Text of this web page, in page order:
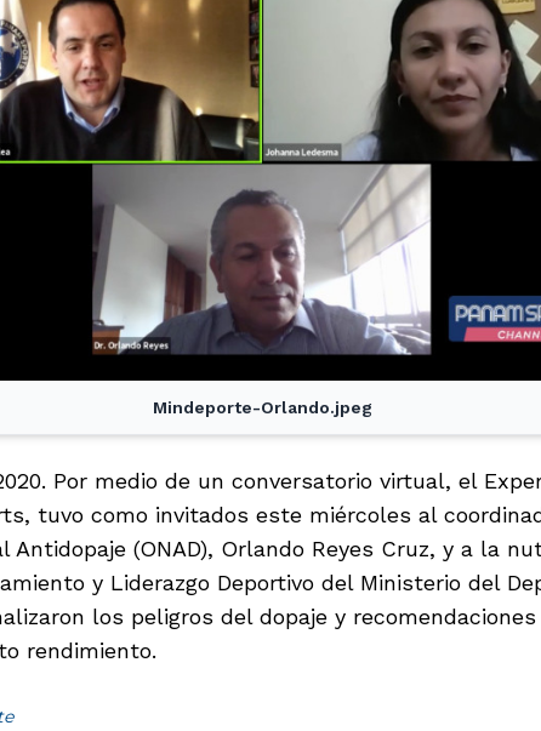
Mindeporte-Orlando.jpeg
Por medio de un conversatorio virtual, el
tuvo como invitados este miércoles al
Antidopaje (ONAD), Orlando Reyes Cruz, y a la
y Liderazgo Deportivo del Ministerio del
los peligros del dopaje y
rendimiento.